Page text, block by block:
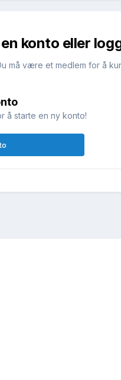
konto eller
må være et medlem for å
å starte en ny konto!